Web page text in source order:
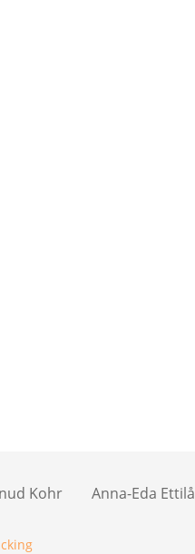
Kohr Anna-Eda Ettilå